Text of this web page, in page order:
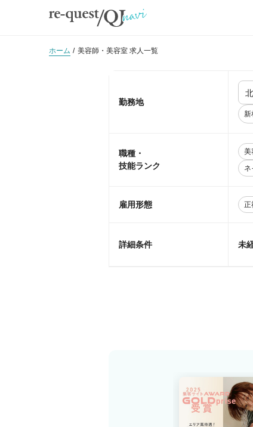
ホーム 美容師・美容室 求人一覧
勤務地
新
職種・
技能ランク
美
ネ
雇用形態 正
詳細条件 未